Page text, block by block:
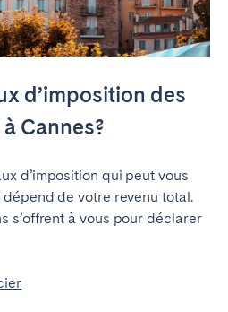
d’imposition des
Cannes?
d’imposition qui peut vous
de votre revenu total.
s’offrent à vous pour déclarer